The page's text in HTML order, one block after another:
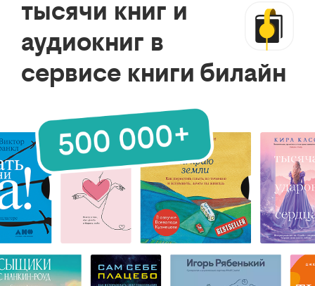
тысячи книг и
аудиокниг в
сервисе книги билайн